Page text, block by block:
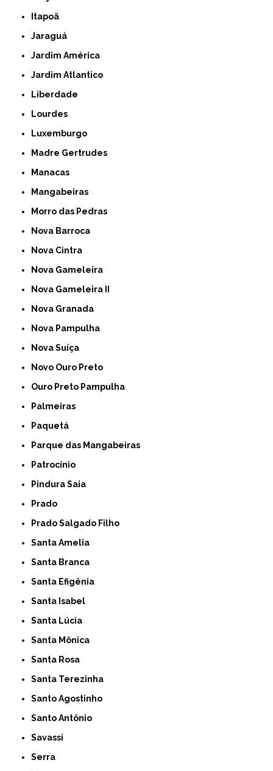
Itapoã
Jaraguá
Jardim América
Jardim Atlantico
Liberdade
Lourdes
Luxemburgo
Madre Gertrudes
Manacas
Mangabeiras
Morro das Pedras
Nova Barroca
Nova Cintra
Nova Gameleira
Nova Gameleira II
Nova Granada
Nova Pampulha
Nova Suíça
Novo Ouro Preto
Ouro Preto Pampulha
Palmeiras
Paquetá
Parque das Mangabeiras
Patrocínio
Pindura Saia
Prado
Prado Salgado Filho
Santa Amelia
Santa Branca
Santa Efigênia
Santa Isabel
Santa Lúcia
Santa Mônica
Santa Rosa
Santa Terezinha
Santo Agostinho
Santo Antônio
Savassi
Serra